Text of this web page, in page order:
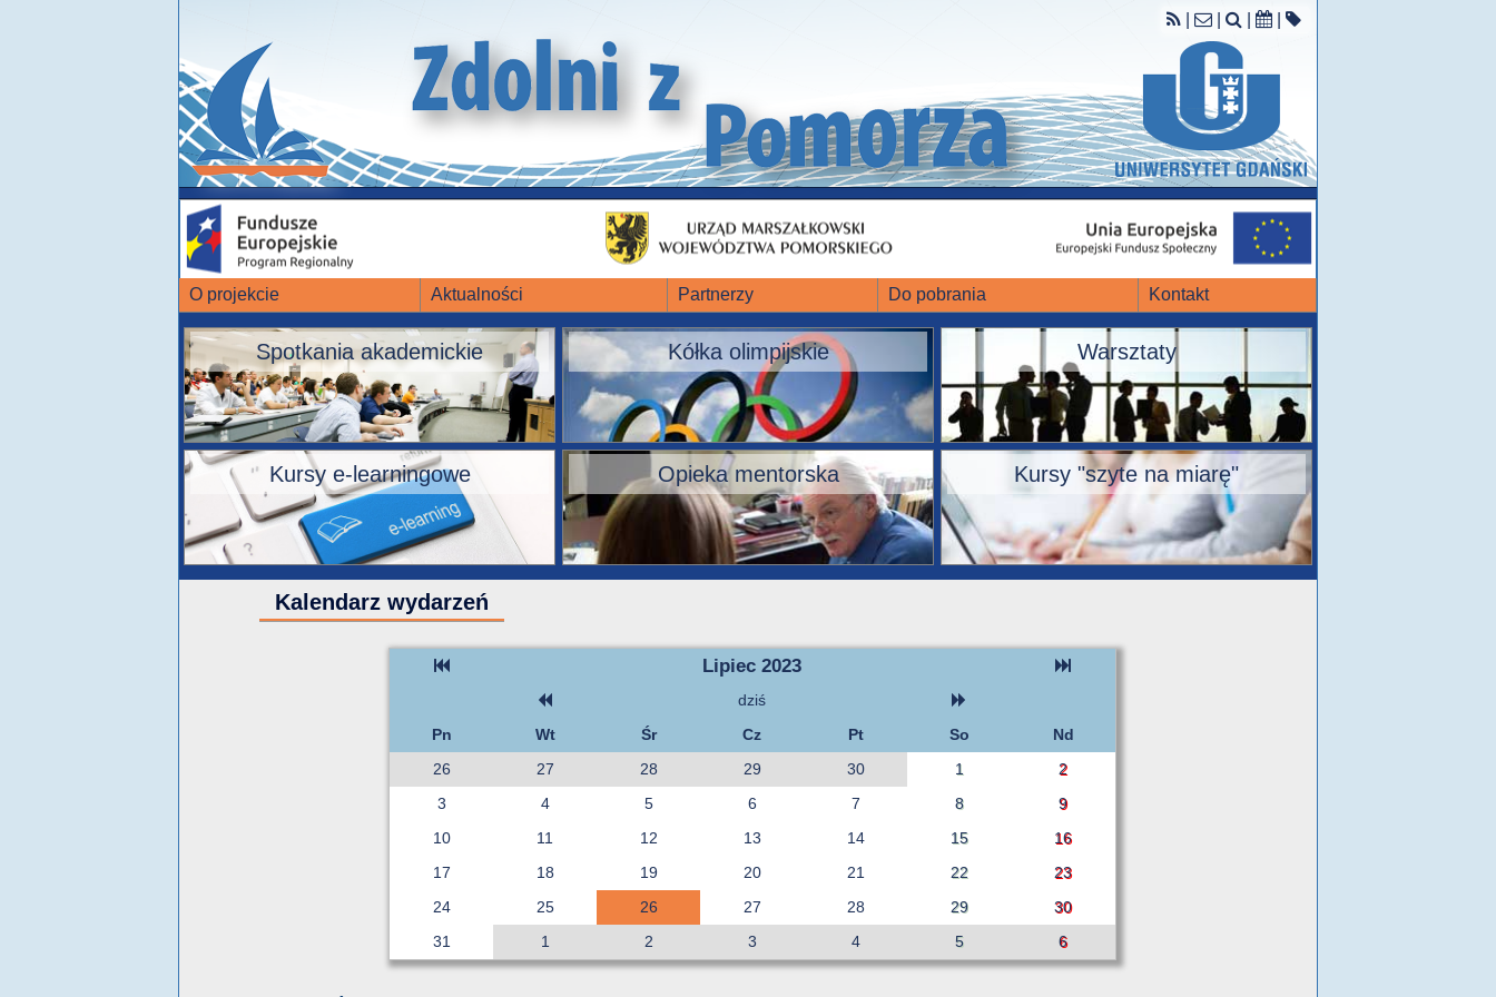
O projekcie Aktualności Partnerzy Do pobrania Kontakt
Spotkania akademickie Kółka olimpijskie Warsztaty
Kursy e-learningowe Opieka mentorska Kursy "szyte na miarę"
Kalendarz wydarzeń
Lipiec 2023
dziś
Pn
Wt Śr Cz Pt So
Nd
26
27 28 29 30 1
2
3
4 5 6 7 8
9
10
11 12 13 14 15
16
17
18 19 20 21 22
23
24
25 26 27 28 29
30
31
1 2 3 4 5 6